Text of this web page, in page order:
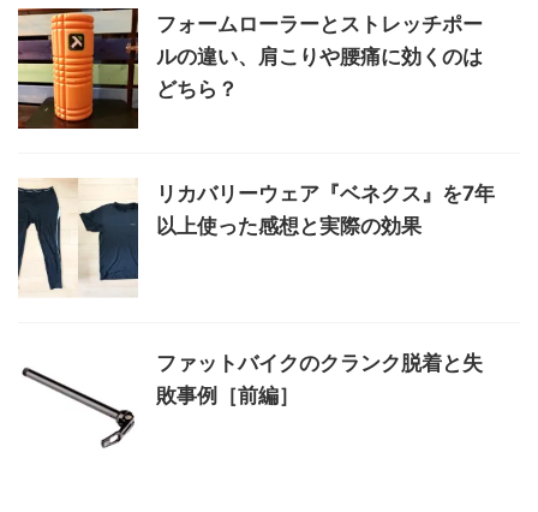
フォームローラーとストレッチポー
ルの違い、肩こりや腰痛に効くのは
どちら？
リカバリーウェア『ベネクス』を7年
以上使った感想と実際の効果
ファットバイクのクランク脱着と失
敗事例［前編］